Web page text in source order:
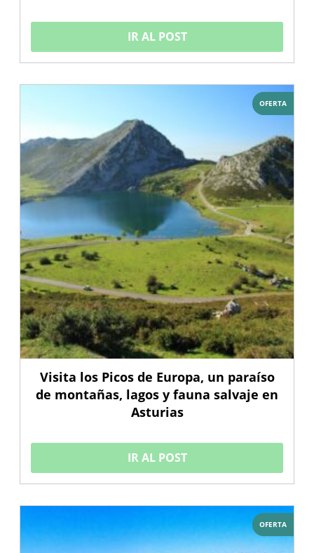
IR AL POST
OFERTA
Visita los Picos de Europa, un paraíso
de montañas, lagos y fauna salvaje en
Asturias
IR AL POST
OFERTA